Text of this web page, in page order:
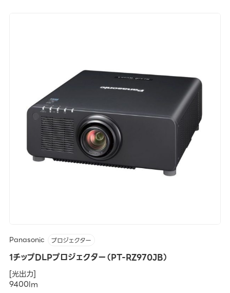
Panasonic プロジェクター
1チップDLPプロジェクター（PT-RZ970JB）
[光出力]
9400lm